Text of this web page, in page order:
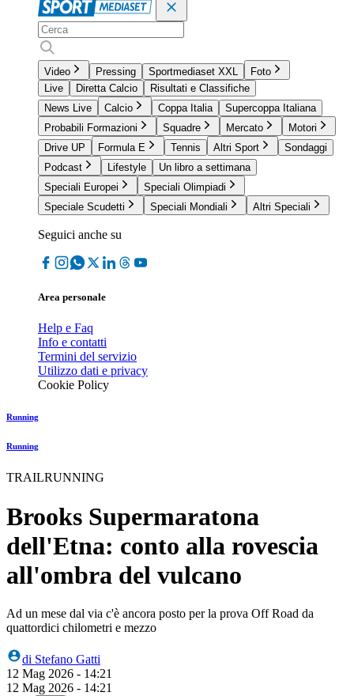
Video Pressing Sportmediaset XXL
Foto
Live
Diretta Calcio
Risultati e Classifiche
News Live
Calcio Coppa Italia
Supercoppa Italiana
Probabili Formazioni
Squadre Mercato
Motori
Drive UP
Formula E Tennis Altri Sport
Sondaggi
Podcast
Lifestyle
Un libro a settimana
Speciali Europei
Speciali Olimpiadi
Speciale Scudetti
Speciali Mondiali Altri Speciali
Seguici anche su
Area personale
Help e Faq
Info e contatti
Termini del servizio
Utilizzo dati e privacy
Cookie Policy
Running
Running
TRAILRUNNING
Brooks Supermaratona
dell'Etna: conto alla rovescia
all'ombra del vulcano
Ad un mese dal via c'è ancora posto per la prova Off Road da
quattordici chilometri e mezzo
di Stefano Gatti
12 Mag 2026 - 14:21
12 Mag 2026 - 14:21